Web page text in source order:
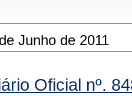
Junho de 2011
Oficial nº.